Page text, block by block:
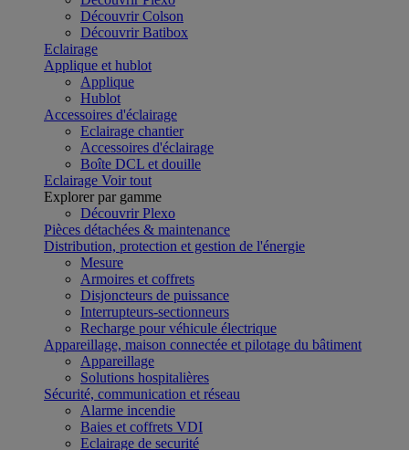
Découvrir Colson
Découvrir Batibox
Eclairage
Applique et hublot
Applique
Hublot
Accessoires d'éclairage
Eclairage chantier
Accessoires d'éclairage
Boîte DCL et douille
Eclairage Voir tout
Explorer par gamme
Découvrir Plexo
Pièces détachées & maintenance
Distribution, protection et gestion de l'énergie
Mesure
Armoires et coffrets
Disjoncteurs de puissance
Interrupteurs-sectionneurs
Recharge pour véhicule électrique
Appareillage, maison connectée et pilotage du bâtiment
Appareillage
Solutions hospitalières
Sécurité, communication et réseau
Alarme incendie
Baies et coffrets VDI
Eclairage de securité